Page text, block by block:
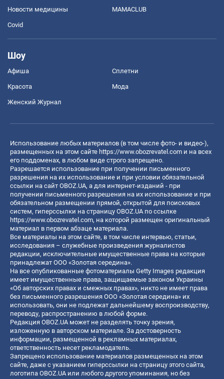
Новости медицины MAMACLUB
Covid
Шоу
Афиша Сплетни
Красота Мода
Женский Журнал
Использование любых материалов (в том числе фото- и видео-),
размещенных на этом сайте https://www.obozrevatel.com и на всех
его поддоменах, в любом виде строго запрещено.
Разрешается использование при получении письменного
разрешения на их использование и при условии обязательной
ссылки на сайт OBOZ.UA, а для интернет-изданий - при
получении письменного разрешения на их использование и при
обязательном размещении прямой, открытой для поисковых
систем, гиперссылки на страницу OBOZ.UA по ссылке
https://www.obozrevatel.com, на которой размещен оригинальный
материал в первом абзаце материала.
Все материалы на этом сайте, в том числе интервью, статьи,
исследования – служебные произведения журналистов
редакции, исключительные имущественные права на которые
принадлежат ООО «Золотая середина».
На все опубликованные фотоматериалы Getty Images редакция
имеет имущественные права, защищаемые законом Украины
«Об авторских правах и смежных правах», никто не имеет права
без письменного разрешения ООО «Золотая середина» их
использовать, они не подлежат дальнейшему воспроизводству,
переводу, распространению в любой форме.
Редакция OBOZ.UA может не разделять точку зрения,
изложенную в авторском материале. За достоверность
информации, размещенной в рекламных материалах,
ответственность несет рекламодатель.
Запрещено использование материалов размещенных на этом
сайте, даже с указанием гиперссылки на страницу этого сайта,
логотипа OBOZ.UA или любого другого упоминания, но без